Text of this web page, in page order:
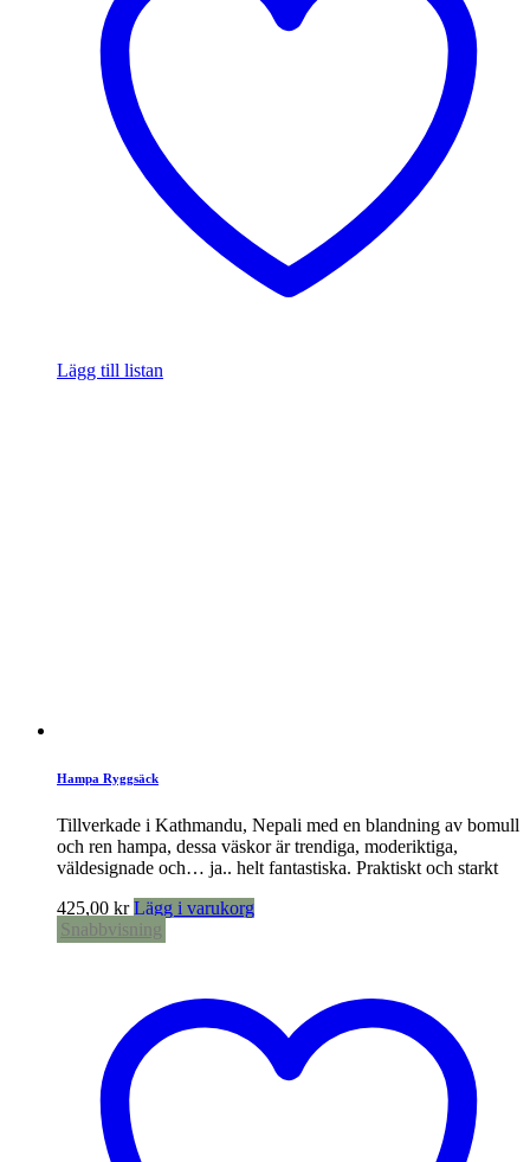
Lägg till listan
Hampa Ryggsäck
Tillverkade i Kathmandu, Nepali med en blandning av bomull
och ren hampa, dessa väskor är trendiga, moderiktiga,
väldesignade och… ja.. helt fantastiska. Praktiskt och starkt
425,00 kr Lägg i varukorg
Snabbvisning